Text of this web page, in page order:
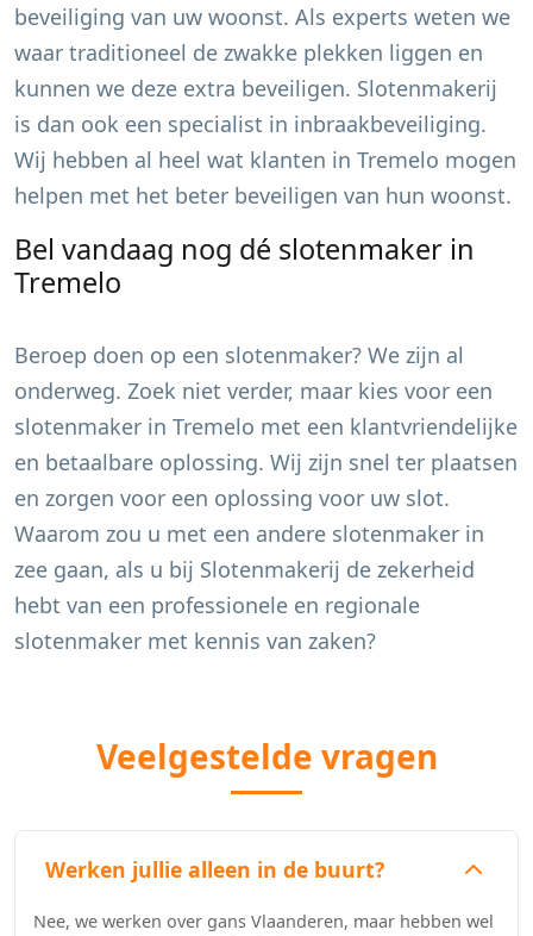
beveiliging van uw woonst. Als experts weten we
waar traditioneel de zwakke plekken liggen en
kunnen we deze extra beveiligen. Slotenmakerij
is dan ook een specialist in inbraakbeveiliging.
Wij hebben al heel wat klanten in Tremelo mogen
helpen met het beter beveiligen van hun woonst.
Bel vandaag nog dé slotenmaker in
Tremelo
Beroep doen op een slotenmaker? We zijn al
onderweg. Zoek niet verder, maar kies voor een
slotenmaker in Tremelo met een klantvriendelijke
en betaalbare oplossing. Wij zijn snel ter plaatsen
en zorgen voor een oplossing voor uw slot.
Waarom zou u met een andere slotenmaker in
zee gaan, als u bij Slotenmakerij de zekerheid
hebt van een professionele en regionale
slotenmaker met kennis van zaken?
Veelgestelde vragen
Werken jullie alleen in de buurt?
Nee, we werken over gans Vlaanderen, maar hebben wel